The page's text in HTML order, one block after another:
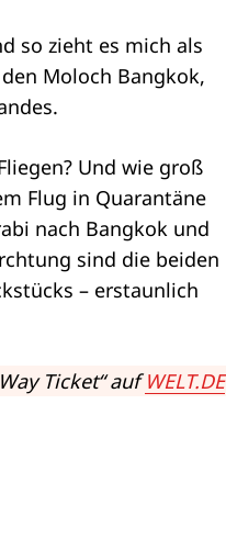
so zieht es mich als
Moloch Bangkok,
Und wie groß
Flug in Quarantäne
nach Bangkok und
sind die beiden
– erstaunlich
Ticket“ aufWELT.DE